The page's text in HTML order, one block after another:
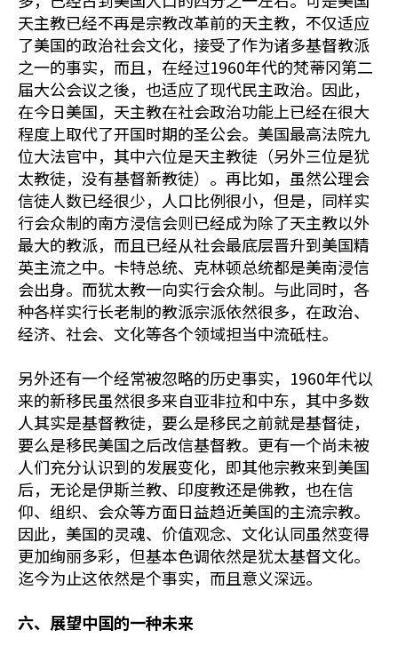
天主教已经不再是宗教改革前的天主教，不仅适应
了美国的政治社会文化，接受了作为诸多基督教派
之一的事实，而且，在经过1960年代的梵蒂冈第二
届大公会议之後，也适应了现代民主政治。因此，
在今日美国，天主教在社会政治功能上已经在很大
程度上取代了开国时期的圣公会。美国最高法院九
位大法官中，其中六位是天主教徒（另外三位是犹
太教徒，没有基督新教徒）。再比如，虽然公理会
信徒人数已经很少，人口比例很小，但是，同样实
行会众制的南方浸信会则已经成为除了天主教以外
最大的教派，而且已经从社会最底层晋升到美国精
英主流之中。卡特总统、克林顿总统都是美南浸信
会出身。而犹太教一向实行会众制。与此同时，各
种各样实行长老制的教派宗派依然很多，在政治、
经济、社会、文化等各个领域担当中流砥柱。
另外还有一个经常被忽略的历史事实，1960年代以
来的新移民虽然很多来自亚非拉和中东，其中多数
人其实是基督教徒，要么是移民之前就是基督徒，
要么是移民美国之后改信基督教。更有一个尚未被
人们充分认识到的发展变化，即其他宗教来到美国
后，无论是伊斯兰教、印度教还是佛教，也在信
仰、组织、会众等方面日益趋近美国的主流宗教。
因此，美国的灵魂、价值观念、文化认同虽然变得
更加绚丽多彩，但基本色调依然是犹太基督文化。
迄今为止这依然是个事实，而且意义深远。
六、展望中国的一种未来